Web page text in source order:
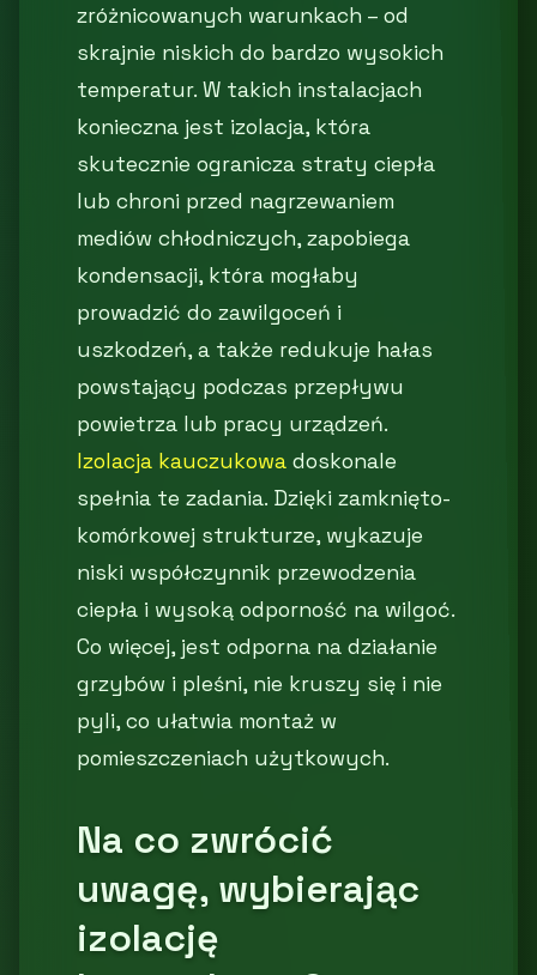
zróżnicowanych warunkach – od
skrajnie niskich do bardzo wysokich
temperatur. W takich instalacjach
konieczna jest izolacja, która
skutecznie ogranicza straty ciepła
lub chroni przed nagrzewaniem
mediów chłodniczych, zapobiega
kondensacji, która mogłaby
prowadzić do zawilgoceń i
uszkodzeń, a także redukuje hałas
powstający podczas przepływu
powietrza lub pracy urządzeń.
Izolacja kauczukowa doskonale
spełnia te zadania. Dzięki zamknięto-
komórkowej strukturze, wykazuje
niski współczynnik przewodzenia
ciepła i wysoką odporność na wilgoć.
Co więcej, jest odporna na działanie
grzybów i pleśni, nie kruszy się i nie
pyli, co ułatwia montaż w
pomieszczeniach użytkowych.
Na co zwrócić
uwagę, wybierając
izolację